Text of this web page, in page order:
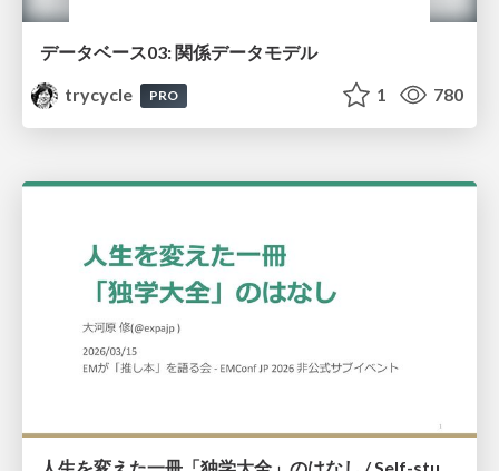
データベース03: 関係データモデル
trycycle
PRO 1 780